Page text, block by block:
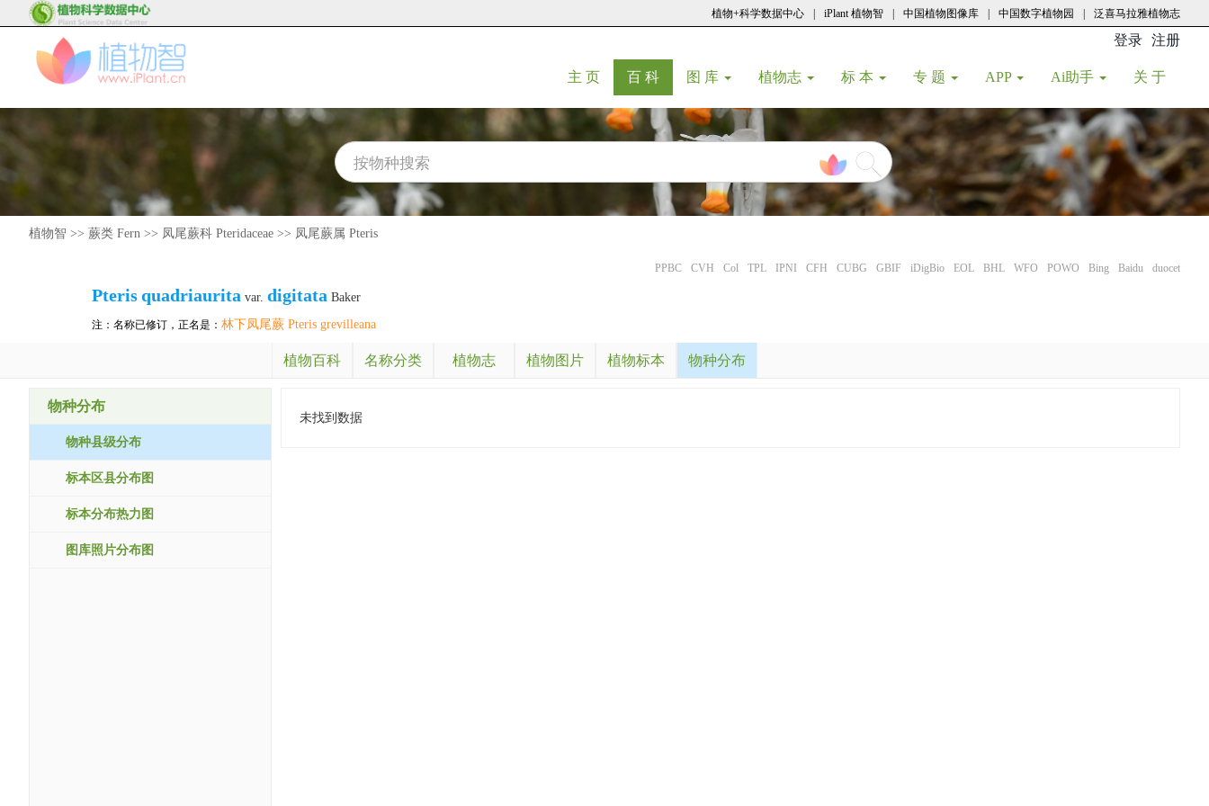
植物+科学数据中心 iPlant 植物智 中国植物图像库 中国数字植物园 泛喜马拉雅植物志
登录 注册
主 页(current)
百 科(current)
图 库 植物志 标 本 专 题 APP Ai助手 关 于
植物智 >> 蕨类 Fern >> 凤尾蕨科 Pteridaceae >> 凤尾蕨属 Pteris
PPBC CVH Col TPL IPNI CFH CUBG GBIF iDigBio EOL BHL WFO POWO Bing Baidu duocet
Pterisquadriaurita var. digitata Baker
注：名称已修订，正名是： 林下凤尾蕨 Pteris grevilleana
植物百科 名称分类 植物志 植物图片 植物标本 物种分布
物种分布
物种县级分布
标本区县分布图
标本分布热力图
图库照片分布图
未找到数据